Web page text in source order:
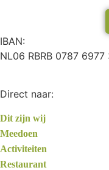
IBAN:
NL06 RBRB 0787
Direct naar:
Dit zijn wij
Meedoen
Activiteiten
Restaurant